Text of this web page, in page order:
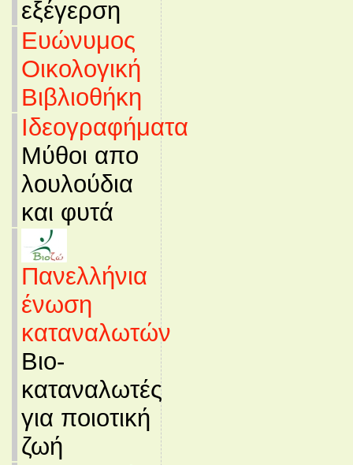
εξέγερση
Ευώνυμος
Οικολογική
Βιβλιοθήκη
Ιδεογραφήματα
Μύθοι απο
λουλούδια
και φυτά
Πανελλήνια
ένωση
καταναλωτών
Βιο-
καταναλωτές
για ποιοτική
ζωή